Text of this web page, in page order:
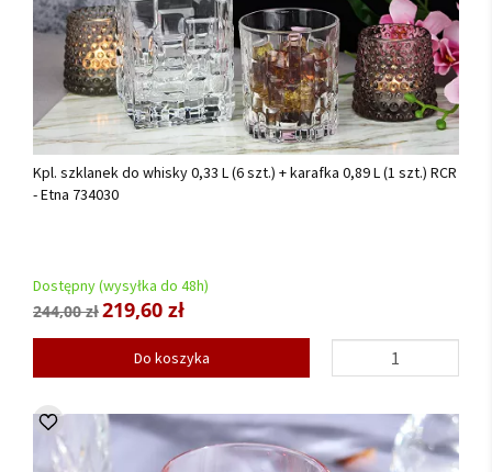
Kpl. szklanek do whisky 0,33 L (6 szt.) + karafka 0,89 L (1 szt.) RCR
- Etna 734030
Dostępny (wysyłka do 48h)
244,00 zł219,60 zł
Do koszyka